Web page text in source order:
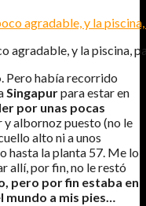
agradable, y la piscina,
. Pero había recorrido
Singapurpara estar en
por unas pocas
y albornoz puesto (no le
alto ni a unos
hasta la planta 57. Me lo
allí, por fin, no le restó
pero por fin estaba en
mundo a mis pies…